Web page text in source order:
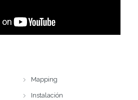
Mapping
Instalación